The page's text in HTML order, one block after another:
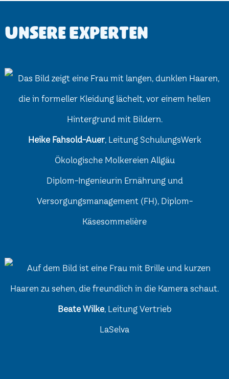
Unsere Experten
Heike Fahsold-Auer, Leitung SchulungsWerk
Ökologische Molkereien Allgäu
Diplom-Ingenieurin Ernährung und
Versorgungsmanagement (FH), Diplom-
Käsesommelière
Beate Wilke, Leitung Vertrieb
LaSelva